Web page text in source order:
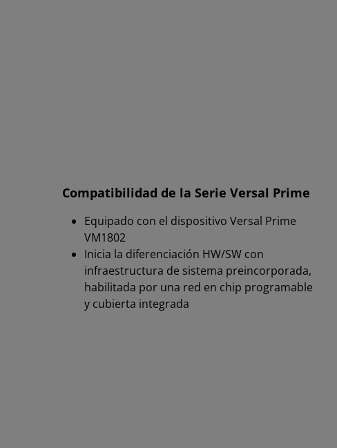
Compatibilidad de la Serie Versal Prime
Equipado con el dispositivo Versal Prime
VM1802
Inicia la diferenciación HW/SW con
infraestructura de sistema preincorporada,
habilitada por una red en chip programable
y cubierta integrada